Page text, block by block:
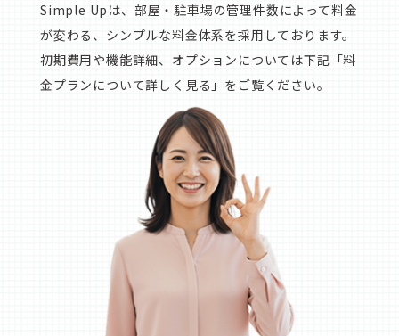
Simple Upは、部屋・駐車場の管理件数によって料金
が変わる、シンプルな料金体系を採用しております。
初期費用や機能詳細、オプションについては下記「料
金プランについて詳しく見る」をご覧ください。